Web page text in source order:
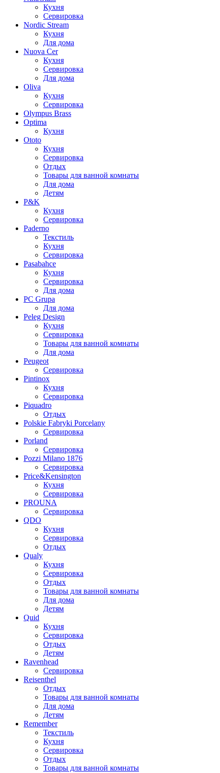
Кухня
Сервировка
Nordic Stream
Кухня
Для дома
Nuova Cer
Кухня
Сервировка
Для дома
Oliva
Кухня
Сервировка
Olympus Brass
Optima
Кухня
Ototo
Кухня
Сервировка
Отдых
Товары для ванной комнаты
Для дома
Детям
P&K
Кухня
Сервировка
Paderno
Текстиль
Кухня
Сервировка
Pasabahce
Кухня
Сервировка
Для дома
PC Grupa
Для дома
Peleg Design
Кухня
Сервировка
Товары для ванной комнаты
Для дома
Peugeot
Сервировка
Pintinox
Кухня
Сервировка
Piquadro
Отдых
Polskie Fabryki Porcelany
Сервировка
Porland
Сервировка
Pozzi Milano 1876
Сервировка
Price&Kensington
Кухня
Сервировка
PROUNA
Сервировка
QDO
Кухня
Сервировка
Отдых
Qualy
Кухня
Сервировка
Отдых
Товары для ванной комнаты
Для дома
Детям
Quid
Кухня
Сервировка
Отдых
Детям
Ravenhead
Сервировка
Reisenthel
Отдых
Товары для ванной комнаты
Для дома
Детям
Remember
Текстиль
Кухня
Сервировка
Отдых
Товары для ванной комнаты